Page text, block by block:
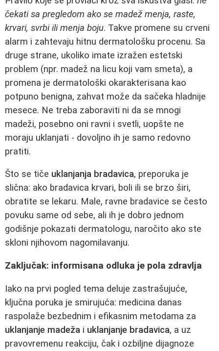
čekati sa pregledom ako se madež menja, raste,
krvari, svrbi ili menja boju. Takve promene su crveni
alarm i zahtevaju hitnu dermatološku procenu. Sa
druge strane, ukoliko imate izražen estetski
problem (npr. madež na licu koji vam smeta), a
promena je dermatološki okarakterisana kao
potpuno benigna, zahvat može da sačeka hladnije
mesece. Ne treba zaboraviti ni da se mnogi
madeži, posebno oni ravni i svetli, uopšte ne
moraju uklanjati - dovoljno ih je samo redovno
pratiti.
Što se tiče uklanjanja bradavica, preporuka je
slična: ako bradavica krvari, boli ili se brzo širi,
obratite se lekaru. Male, ravne bradavice se često
povuku same od sebe, ali ih je dobro jednom
godišnje pokazati dermatologu, naročito ako ste
skloni njihovom nagomilavanju.
Zaključak: informisana odluka je pola zdravlja
Iako na prvi pogled tema deluje zastrašujuće,
ključna poruka je smirujuća: medicina danas
raspolaže bezbednim i efikasnim metodama za
uklanjanje madeža i uklanjanje bradavica, a uz
pravovremenu reakciju, čak i ozbiljne dijagnoze